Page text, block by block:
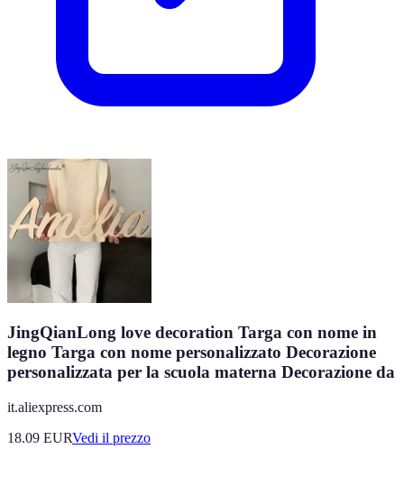
JingQianLong love decoration Targa con nome in
legno Targa con nome personalizzato Decorazione
personalizzata per la scuola materna Decorazione da
it.aliexpress.com
18.09 EURVedi il prezzo